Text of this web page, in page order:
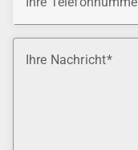
Ihre Nachricht